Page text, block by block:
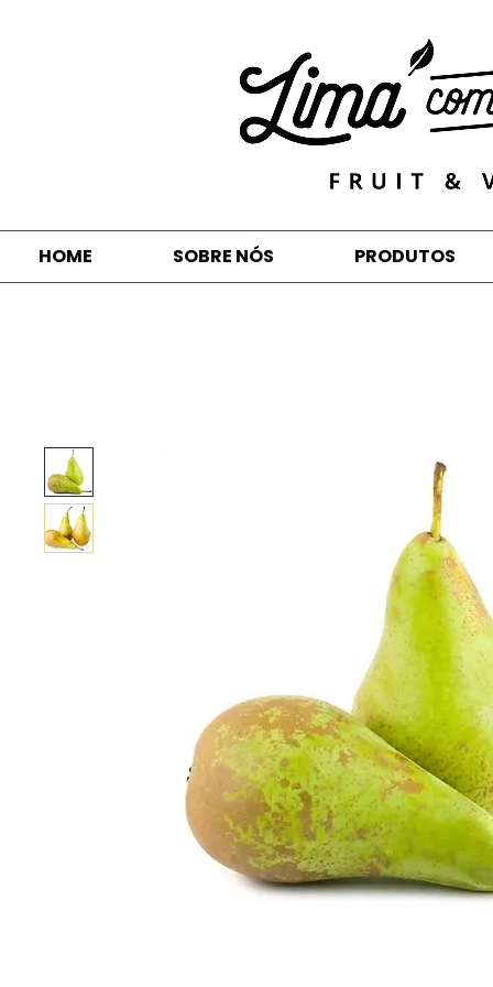
HOME SOBRE NÓS PRODUTOS